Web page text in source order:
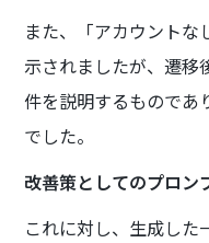
また、「アカウント
示されましたが、遷
件を説明するものであ
でした。
改善策としてのプロン
これに対し、生成した